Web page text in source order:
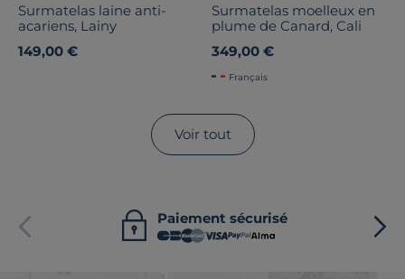
Surmatelas laine anti-
acariens, Lainy
149,00 €
Surmatelas moelleux en
plume de Canard, Cali
349,00 €
Français
Voir tout
Paiement sécurisé